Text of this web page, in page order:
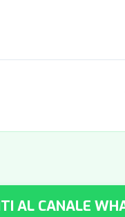
AL CANALE